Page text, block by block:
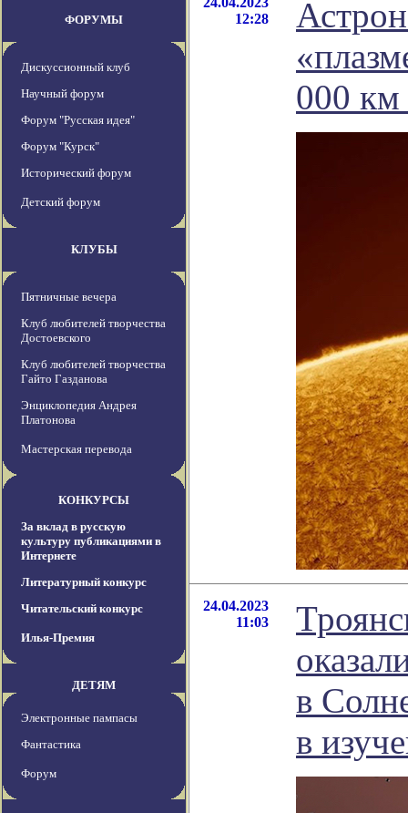
ФОРУМЫ
Дискуссионный клуб
Научный форум
Форум "Русская идея"
Форум "Курск"
Исторический форум
Детский форум
КЛУБЫ
Пятничные вечера
Клуб любителей творчества
Достоевского
Клуб любителей творчества
Гайто Газданова
Энциклопедия Андрея
Платонова
Мастерская перевода
КОНКУРСЫ
За вклад в русскую
культуру публикациями в
Интернете
Литературный конкурс
Читательский конкурс
Илья-Премия
ДЕТЯМ
Электронные пампасы
Фантастика
Форум
12:28
000 км
24.04.2023
11:03
в
в